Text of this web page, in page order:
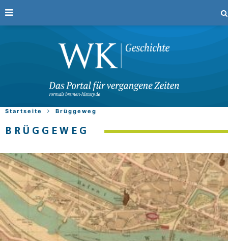
Startseite Brüggeweg
BRÜGGEWEG